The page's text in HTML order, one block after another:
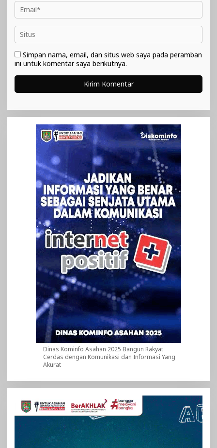
Simpan nama, email, dan situs web saya pada peramban
ini untuk komentar saya berikutnya.
Dinas Kominfo Asahan 2025 Bangun Rakyat
Cerdas dengan Komunikasi dan Informasi Yang
Akurat
Pemutar
Video